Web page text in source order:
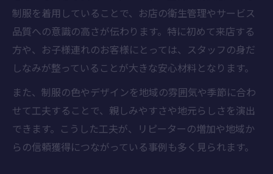
制服を着用していることで、お店の衛生管理やサービス
品質への意識の高さが伝わります。特に初めて来店する
方や、お子様連れのお客様にとっては、スタッフの身だ
しなみが整っていることが大きな安心材料となります。
また、制服の色やデザインを地域の雰囲気や季節に合わ
せて工夫することで、親しみやすさや地元らしさを演出
できます。こうした工夫が、リピーターの増加や地域か
らの信頼獲得につながっている事例も多く見られます。